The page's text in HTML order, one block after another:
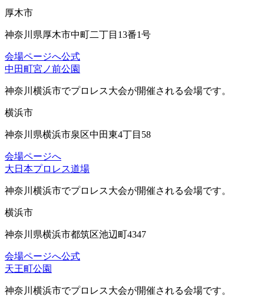
厚木市
神奈川県厚木市中町二丁目13番1号
会場ページへ公式
中田町宮ノ前公園
神奈川横浜市でプロレス大会が開催される会場です。
横浜市
神奈川県横浜市泉区中田東4丁目58
会場ページへ
大日本プロレス道場
神奈川横浜市でプロレス大会が開催される会場です。
横浜市
神奈川県横浜市都筑区池辺町4347
会場ページへ公式
天王町公園
神奈川横浜市でプロレス大会が開催される会場です。